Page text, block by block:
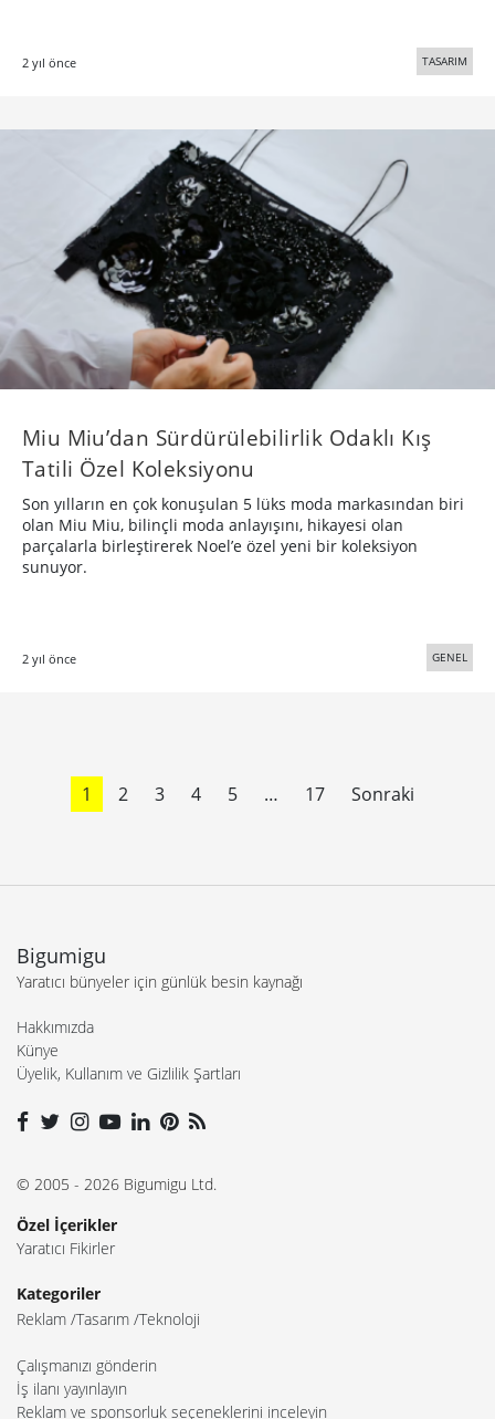
2 yıl önce TASARIM
Miu Miu’dan Sürdürülebilirlik Odaklı Kış
Tatili Özel Koleksiyonu
Son yılların en çok konuşulan 5 lüks moda markasından biri
olan Miu Miu, bilinçli moda anlayışını, hikayesi olan
parçalarla birleştirerek Noel’e özel yeni bir koleksiyon
sunuyor.
2 yıl önce GENEL
1 2 3 4 5 … 17 Sonraki
Bigumigu
Yaratıcı bünyeler için günlük besin kaynağı
Hakkımızda
Künye
Üyelik, Kullanım ve Gizlilik Şartları
© 2005 - 2026 Bigumigu Ltd.
Özel İçerikler
Yaratıcı Fikirler
Kategoriler
Reklam Tasarım Teknoloji
Çalışmanızı gönderin
İş ilanı yayınlayın
Reklam ve sponsorluk seçeneklerini inceleyin